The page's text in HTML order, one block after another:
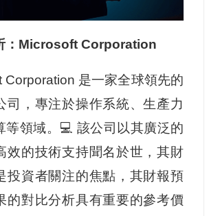
：Microsoft Corporation
Corporation 是一家全球領先的
司，專注於操作系統、生產力
等領域。💻 該公司以其廣泛的
效的技術支持聞名於世，其財
投資者關注的焦點，其財報預
的對比分析具有重要的參考價